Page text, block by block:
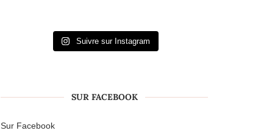
Suivre sur Instagram
SUR FACEBOOK
Sur Facebook